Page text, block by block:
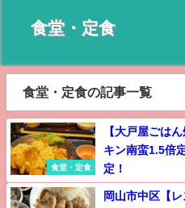
食堂・定食
食堂・定食の記事一覧
食堂・定食
【大戸屋ごは
キン南蛮1.5倍
定！
岡山市中区【